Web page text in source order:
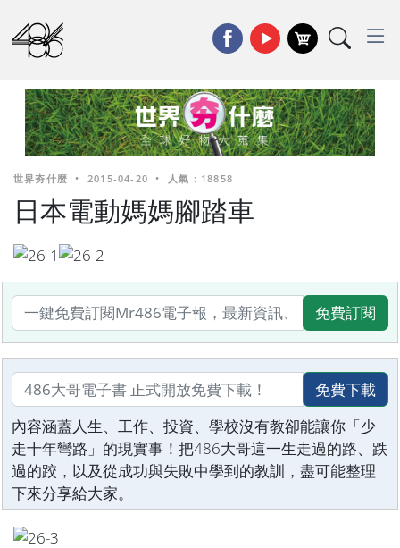
世界夯什麼 • 2015-04-20 • 人氣 : 18858
日本電動媽媽腳踏車
免費訂閱
免費下載
內容涵蓋人生、工作、投資、學校沒有教卻能讓你「少
走十年彎路」的現實事！把486大哥這一生走過的路、跌
過的跤，以及從成功與失敗中學到的教訓，盡可能整理
下來分享給大家。